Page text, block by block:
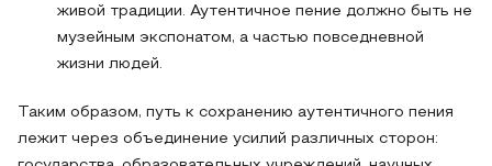
живой традиции. Аутентичное пение должно быть не
музейным экспонатом, а частью повседневной
жизни людей.
Таким образом, путь к сохранению аутентичного пения
лежит через объединение усилий различных сторон: